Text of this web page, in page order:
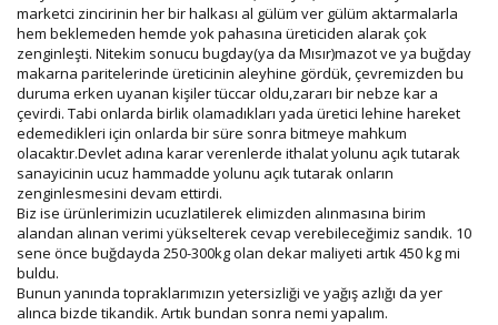
marketci zincirinin her bir halkası al gülüm ver gülüm aktarmalarla
hem beklemeden hemde yok pahasına üreticiden alarak çok
zenginleşti. Nitekim sonucu bugday(ya da Mısır)mazot ve ya buğday
makarna paritelerinde üreticinin aleyhine gördük, çevremizden bu
duruma erken uyanan kişiler tüccar oldu,zararı bir nebze kar a
çevirdi. Tabi onlarda birlik olamadıkları yada üretici lehine hareket
edemedikleri için onlarda bir süre sonra bitmeye mahkum
olacaktır.Devlet adına karar verenlerde ithalat yolunu açık tutarak
sanayicinin ucuz hammadde yolunu açık tutarak onların
zenginlesmesini devam ettirdi.
Biz ise ürünlerimizin ucuzlatilerek elimizden alınmasına birim
alandan alınan verimi yükselterek cevap verebileceğimiz sandık. 10
sene önce buğdayda 250-300kg olan dekar maliyeti artık 450 kg mi
buldu.
Bunun yanında topraklarımızın yetersizliği ve yağış azlığı da yer
alınca bizde tikandik. Artık bundan sonra nemi yapalım.